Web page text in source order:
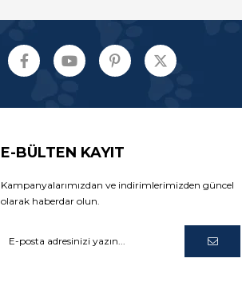
E-BÜLTEN KAYIT
Kampanyalarımızdan ve indirimlerimizden güncel
olarak haberdar olun.